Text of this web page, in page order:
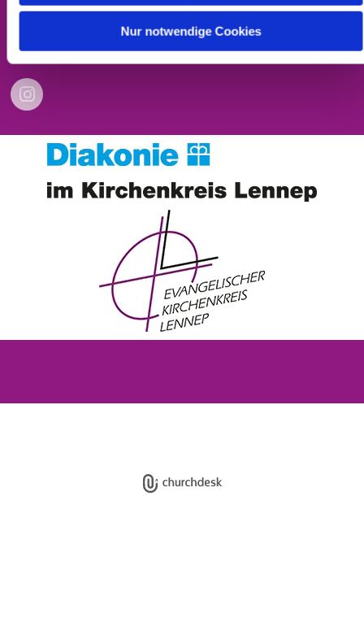
Nur notwendige Cookies
Datenschutzerklärung
Barrierefreiheitserklärung